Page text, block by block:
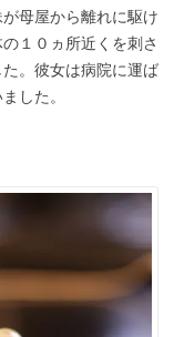
母屋から離れに駆け
１０ヵ所近くを刺さ
。彼女は病院に運ば
した。